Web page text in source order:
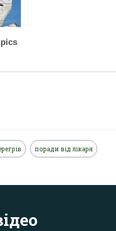
поради від лікаря